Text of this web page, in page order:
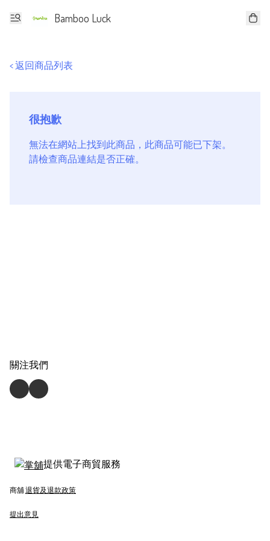
Bamboo Luck
< 返回商品列表
很抱歉
無法在網站上找到此商品，此商品可能已下架。
請檢查商品連結是否正確。
關注我們
提供電子商貿服務
商舖退貨及退款政策
提出意見